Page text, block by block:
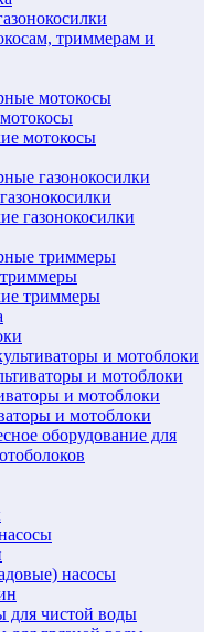
триммерам и
мотокосы
мотокосы
газонокосилки
газонокосилки
триммеры
триммеры
и мотоблоки
и мотоблоки
и мотоблоки
и мотоблоки
оборудование для
насосы
для чистой воды